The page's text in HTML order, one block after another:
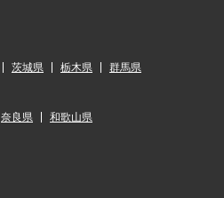
茨城県 栃木県 群馬県
奈良県 和歌山県